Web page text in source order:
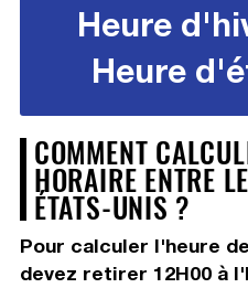
Heure
Heure
COMMENT
HORAIRE ENTRE
ÉTATS-UNIS ?
Pour calculer l'heure
devez retirer 12H00à